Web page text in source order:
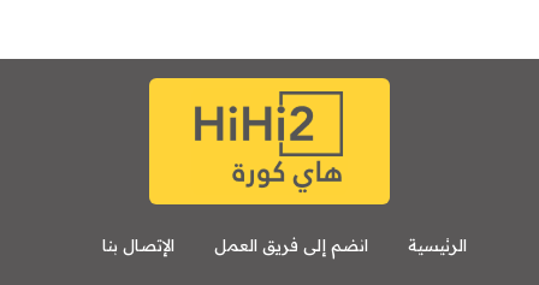
الرئيسية انضم إلى فريق العمل الإتصال بنا